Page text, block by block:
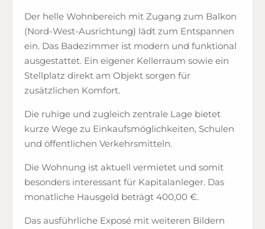
Der helle Wohnbereich mit Zugang zum Balkon
(Nord-West-Ausrichtung) lädt zum Entspannen
ein. Das Badezimmer ist modern und funktional
ausgestattet. Ein eigener Kellerraum sowie ein
Stellplatz direkt am Objekt sorgen für
zusätzlichen Komfort.
Die ruhige und zugleich zentrale Lage bietet
kurze Wege zu Einkaufsmöglichkeiten, Schulen
und öffentlichen Verkehrsmitteln.
Die Wohnung ist aktuell vermietet und somit
besonders interessant für Kapitalanleger. Das
monatliche Hausgeld beträgt 400,00 €.
Das ausführliche Exposé mit weiteren Bildern